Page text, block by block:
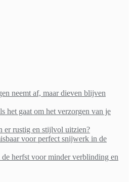
neemt af, maar dieven blijven
het gaat om het verzorgen van je
er rustig en stijlvol uitzien?
voor perfect snijwerk in de
de herfst voor minder verblinding en